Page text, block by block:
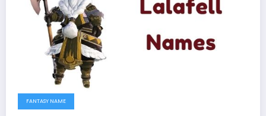
FANTASY NAME